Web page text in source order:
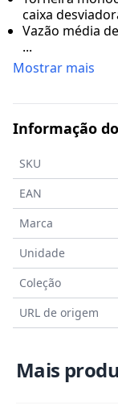
caixa
Vazão média
...
Mostrar mais
Informação
SKU
EAN
Marca
Unidade
Coleção
URL de origem
Mais